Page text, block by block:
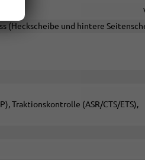
(Heckscheibe und hintere
Traktionskontrolle (ASR/CTS/ETS),